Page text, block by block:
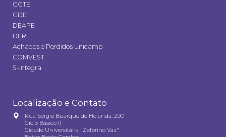
GGTE
GDE
DEAPE
DERI
Achados e Perdidos Unicamp
COMVEST
S-integra
Localização e Contato
Rua Sérgio Buarque de Holanda, 290
Ciclo Básico II
Cidade Universitária "Zeferino Vaz"